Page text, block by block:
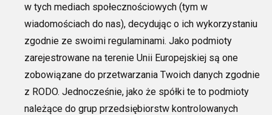
w tych mediach społecznościowych (tym w
wiadomościach do nas), decydując o ich wykorzystaniu
zgodnie ze swoimi regulaminami. Jako podmioty
zarejestrowane na terenie Unii Europejskiej są one
zobowiązane do przetwarzania Twoich danych zgodnie
z RODO. Jednocześnie, jako że spółki te to podmioty
należące do grup przedsiębiorstw kontrolowanych